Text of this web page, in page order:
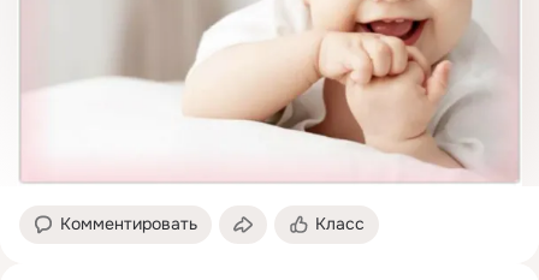
Комментировать Класс